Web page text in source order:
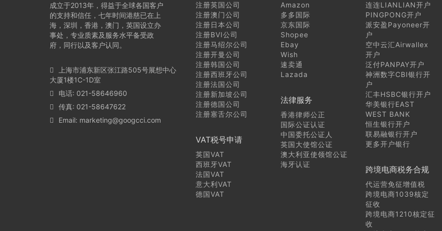
成立于2013年，得益于全球各国客户
的支持和信任，七年时间港慈已在上
海，深圳，香港，澳门，英国设立办
事处，专业质素及服务水平备受政
府，同行以及客户认同。
上海市浦东新区张江路505号展想中心
大厦1楼1C-1D室
电话: 021-58646960
传真: 021-58647622
Email: marketing@googcci.com
注册英国公司
注册澳门公司
注册日本公司
注册BVI公司
注册马绍尔公司
注册开曼公司
注册韩国公司
注册西班牙公司
注册法国公司
注册新加坡公司
注册德国公司
注册塞舌尔公司
VAT税号申请
英国VAT
西班牙VAT
法国VAT
意大利VAT
德国VAT
Amazon
多多国际
京东国际
Shopee
Ebay
Wish
速卖通
Lazada
法律服务
香港律师公正
国际公证认证
中国委托公证人
英国大使馆公证
澳大利亚使领馆公证
海牙认证
连连LIANLIAN开户
PINGPONG开户
派安盈Payoneer开
户
空中云汇Airwallex
开户
泛付PANPAY开户
神洲数字CBI银行开
户
汇丰HSBC银行开户
华美银行EAST
WEST BANK
恒生银行开户
联易融银行开户
更多开户银行
跨境电商税务合规
代运营免征增值税
跨境电商1039核定
征收
跨境电商1210核定征
收